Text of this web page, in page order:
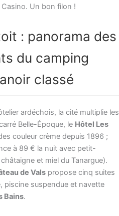
Un bon filon !
: panorama des
du camping
classé
ardéchois, la cité multiplie les
Belle-Époque, le Hôtel Les
couleur crème depuis 1896 ;
à 89 € la nuit avec petit-
et miel du Tanargue).
de Valspropose cinq suites
piscine suspendue et navette
Bains.